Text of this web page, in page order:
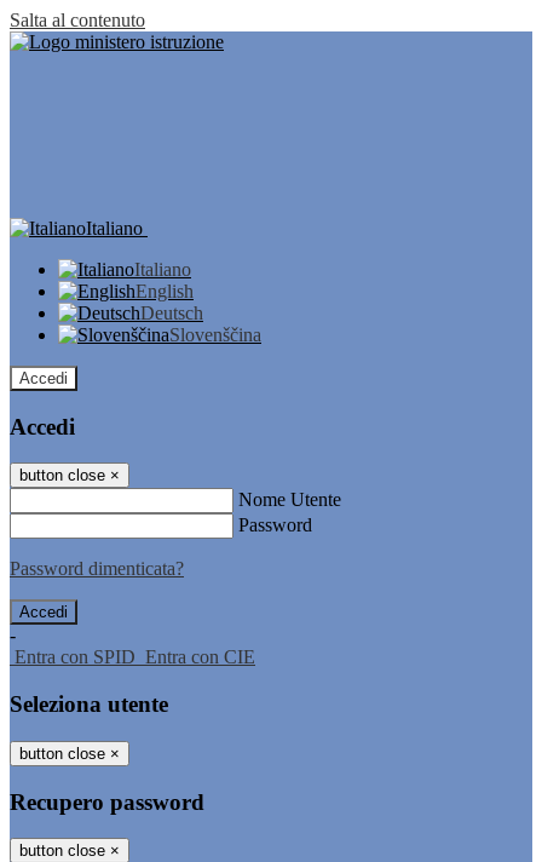
Salta al contenuto
Italiano
Italiano
English
Deutsch
Slovenščina
Accedi
Accedi
button close ×
Nome Utente
Password
Password dimenticata?
-
Entra con SPID Entra con CIE
Seleziona utente
button close ×
Recupero password
button close ×